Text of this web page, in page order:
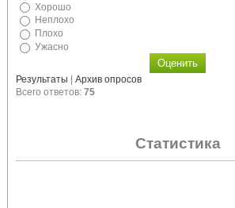
Хорошо
Неплохо
Плохо
Ужасно
Результаты
Архив опросов
Всего ответов: 75
Статистика